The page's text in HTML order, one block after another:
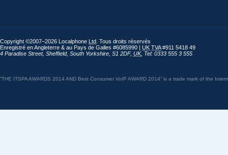
Copyright ©2007–2026 Localphone Ltd . Tous droits réservés
Enregistré en Angleterre & au Pays de Galles #6085990 | UK TVA#911 5418 49
4 Paradise Street, Sheffield, South Yorkshire S1 2DF, UK, Tel: 0333 555 3 555
“THE ITSPA AWARDS 2014 AND Best Consumer VoIP AWARD 2014” is a trade mark of the